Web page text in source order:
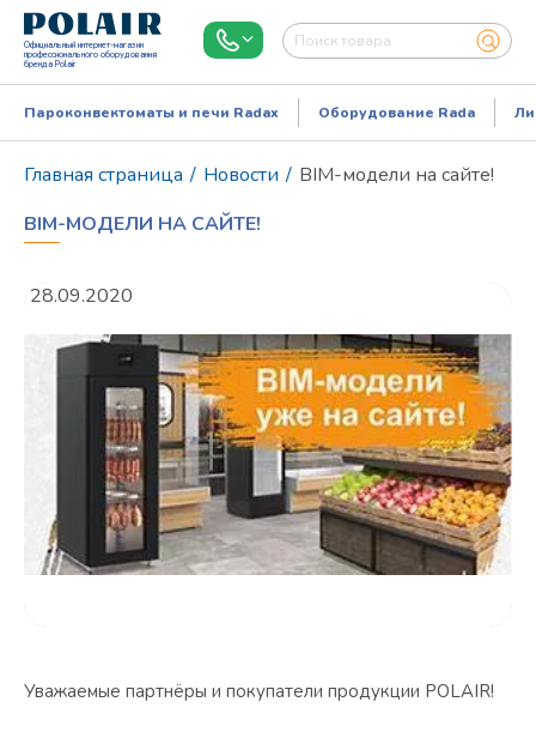
Официальный интернет-магазин
профессионального оборудования
бренда Polair
Режим работы:Пн..Пт: 9.00-18.00
Пароконвектоматы и печи Radax Оборудование Rada
Главная страница / Новости / BIM-модели на сайте!
BIM-МОДЕЛИ НА САЙТЕ!
28.09.2020
Уважаемые партнёры и покупатели продукции POLAIR!